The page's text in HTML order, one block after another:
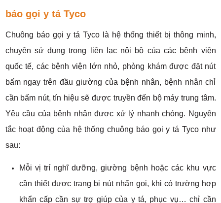
báo gọi y tá Tyco
Chuông báo gọi y tá Tyco là hệ thống thiết bị thông minh,
chuyên sử dụng trong liên lạc nội bộ của các bệnh viện
quốc tế, các bệnh viện lớn nhỏ, phòng khám được đặt nút
bấm ngay trên đầu giường của bệnh nhân, bệnh nhân chỉ
cần bấm nút, tín hiệu sẽ được truyền đến bộ máy trung tâm.
Yêu cầu của bệnh nhân được xử lý nhanh chóng. Nguyên
tắc hoạt động của hệ thống chuông báo gọi y tá Tyco như
sau:
Mỗi vị trí nghĩ dưỡng, giường bệnh hoặc các khu vực
cần thiết được trang bị nút nhấn gọi, khi có trường hợp
khẩn cấp cần sự trợ giúp của y tá, phục vụ… chỉ cần